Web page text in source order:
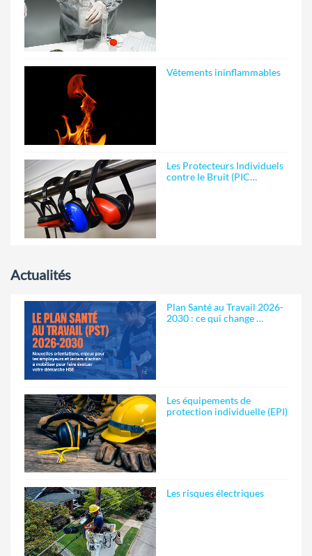
Vêtements ininflammables
Les Protecteurs Individuels
contre le Bruit (PIC…
Actualités
Plan Santé au Travail 2026-
2030 : ce qui change …
Les équipements de
protection individuelle (EPI)
Les risques électriques